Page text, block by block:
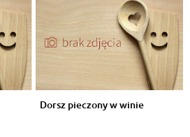
Dorsz pieczony w winie